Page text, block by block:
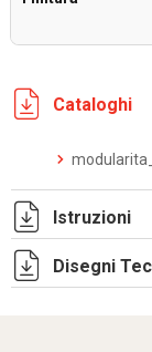
Cataloghi
Istruzioni
Istruzioni
Disegni